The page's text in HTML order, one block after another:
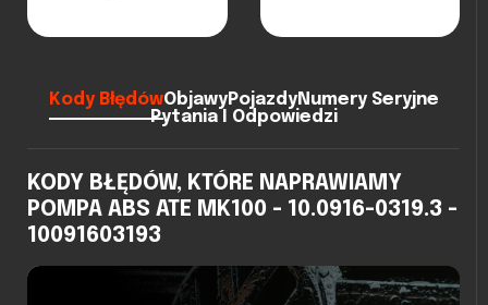
Kody BłędówObjawyPojazdyNumery Seryjne
Pytania I Odpowiedzi
KODY BŁĘDÓW, KTÓRE NAPRAWIAMY
POMPA ABS ATE MK100 - 10.0916-0319.3 -
10091603193